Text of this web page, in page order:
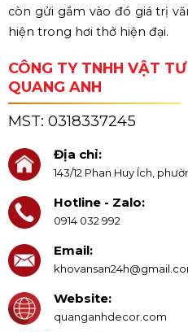
còn gửi gắm vào đó giá trị
hiện trong hơi thở hiện đại.
CÔNG TY TNHH VẬT
QUANG ANH
MST: 0318337245
Địa chỉ:
143/12 Phan Huy Ích,
Hotline - Zalo:
0914 032 992
Email:
Website:
quanganhdecor.com